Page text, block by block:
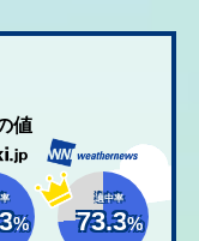
値
%
適中率
73.3%